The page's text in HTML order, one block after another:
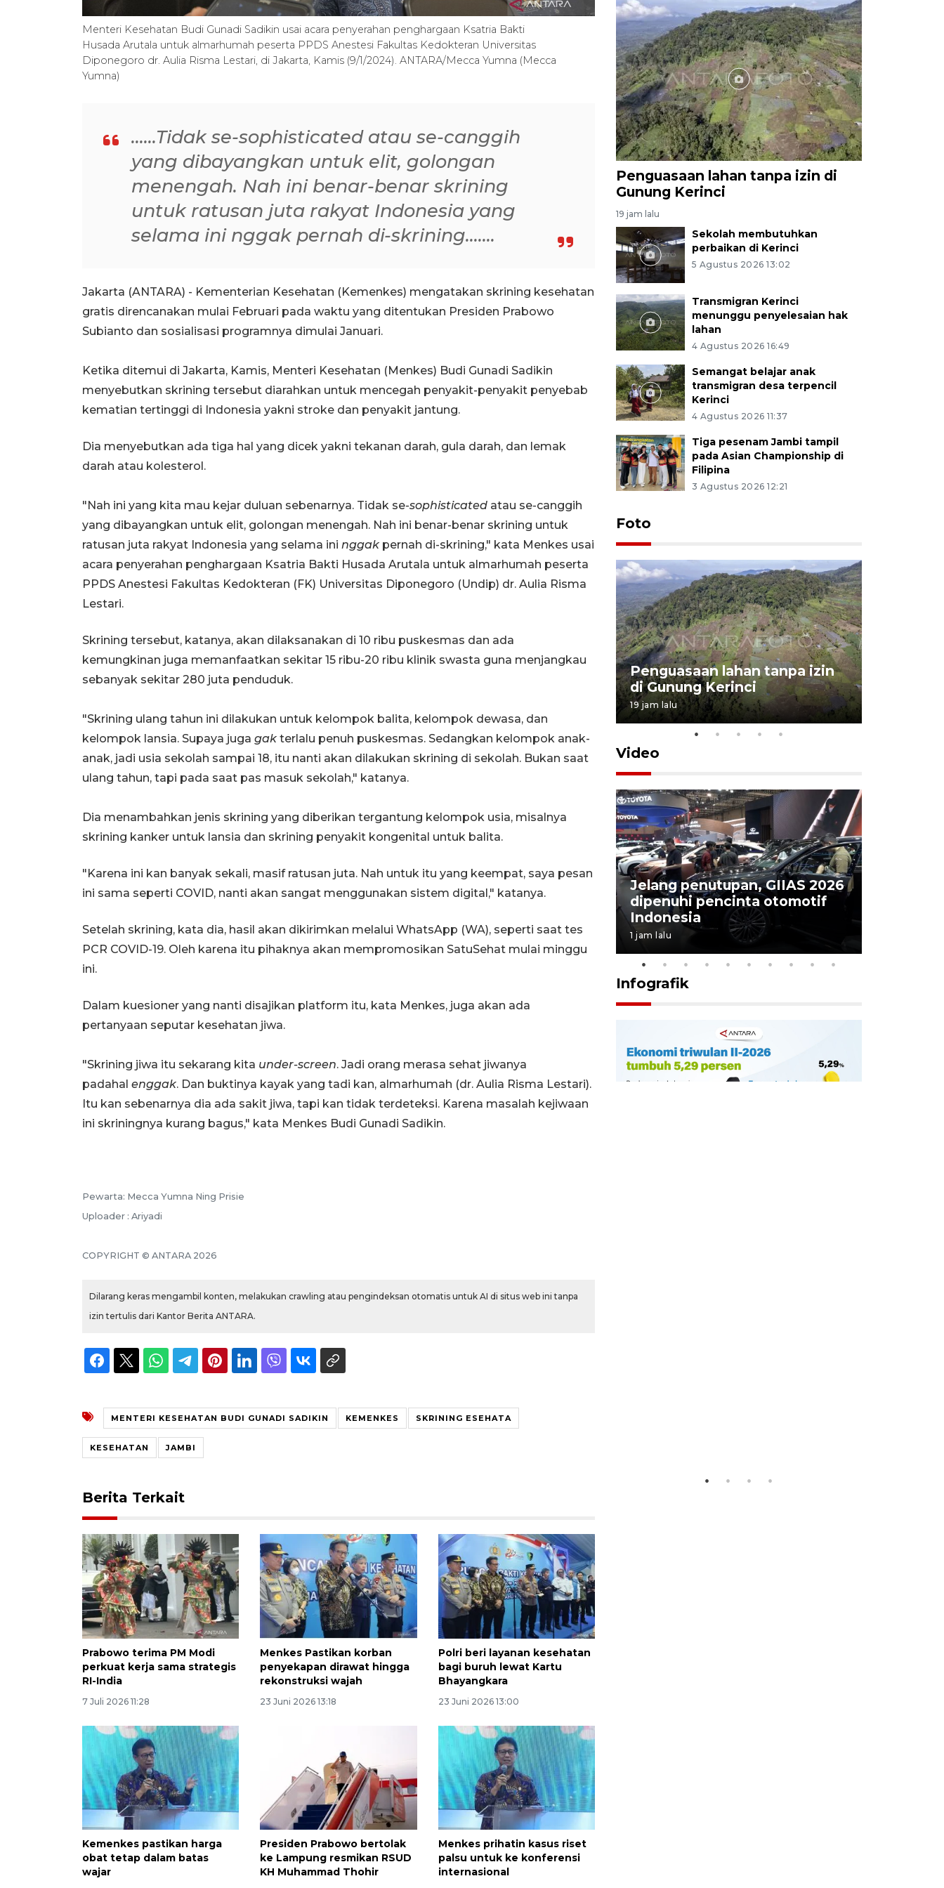
Menteri Kesehatan Budi Gunadi Sadikin usai acara penyerahan penghargaan Ksatria Bakti
Husada Arutala untuk almarhumah peserta PPDS Anestesi Fakultas Kedokteran Universitas
Diponegoro dr. Aulia Risma Lestari, di Jakarta, Kamis (9/1/2024). ANTARA/Mecca Yumna (Mecca
Yumna)
......Tidak se-sophisticated atau se-canggih
yang dibayangkan untuk elit, golongan
menengah. Nah ini benar-benar skrining
untuk ratusan juta rakyat Indonesia yang
selama ini nggak pernah di-skrining.......
Jakarta (ANTARA) - Kementerian Kesehatan (Kemenkes) mengatakan skrining kesehatan
gratis direncanakan mulai Februari pada waktu yang ditentukan Presiden Prabowo
Subianto dan sosialisasi programnya dimulai Januari.
Ketika ditemui di Jakarta, Kamis, Menteri Kesehatan (Menkes) Budi Gunadi Sadikin
menyebutkan skrining tersebut diarahkan untuk mencegah penyakit-penyakit penyebab
kematian tertinggi di Indonesia yakni stroke dan penyakit jantung.
Dia menyebutkan ada tiga hal yang dicek yakni tekanan darah, gula darah, dan lemak
darah atau kolesterol.
"Nah ini yang kita mau kejar duluan sebenarnya. Tidak se-sophisticated atau se-canggih
yang dibayangkan untuk elit, golongan menengah. Nah ini benar-benar skrining untuk
ratusan juta rakyat Indonesia yang selama ini nggak pernah di-skrining," kata Menkes usai
acara penyerahan penghargaan Ksatria Bakti Husada Arutala untuk almarhumah peserta
PPDS Anestesi Fakultas Kedokteran (FK) Universitas Diponegoro (Undip) dr. Aulia Risma
Lestari.
Skrining tersebut, katanya, akan dilaksanakan di 10 ribu puskesmas dan ada
kemungkinan juga memanfaatkan sekitar 15 ribu-20 ribu klinik swasta guna menjangkau
sebanyak sekitar 280 juta penduduk.
"Skrining ulang tahun ini dilakukan untuk kelompok balita, kelompok dewasa, dan
kelompok lansia. Supaya juga gak terlalu penuh puskesmas. Sedangkan kelompok anak-
anak, jadi usia sekolah sampai 18, itu nanti akan dilakukan skrining di sekolah. Bukan saat
ulang tahun, tapi pada saat pas masuk sekolah," katanya.
Dia menambahkan jenis skrining yang diberikan tergantung kelompok usia, misalnya
skrining kanker untuk lansia dan skrining penyakit kongenital untuk balita.
"Karena ini kan banyak sekali, masif ratusan juta. Nah untuk itu yang keempat, saya pesan
ini sama seperti COVID, nanti akan sangat menggunakan sistem digital," katanya.
Setelah skrining, kata dia, hasil akan dikirimkan melalui WhatsApp (WA), seperti saat tes
PCR COVID-19. Oleh karena itu pihaknya akan mempromosikan SatuSehat mulai minggu
ini.
Dalam kuesioner yang nanti disajikan platform itu, kata Menkes, juga akan ada
pertanyaan seputar kesehatan jiwa.
"Skrining jiwa itu sekarang kita under-screen. Jadi orang merasa sehat jiwanya
padahal enggak. Dan buktinya kayak yang tadi kan, almarhumah (dr. Aulia Risma Lestari).
Itu kan sebenarnya dia ada sakit jiwa, tapi kan tidak terdeteksi. Karena masalah kejiwaan
ini skriningnya kurang bagus," kata Menkes Budi Gunadi Sadikin.
Pewarta: Mecca Yumna Ning Prisie
Uploader : Ariyadi
COPYRIGHT © ANTARA 2026
Dilarang keras mengambil konten, melakukan crawling atau pengindeksan otomatis untuk AI di situs web ini tanpa
izin tertulis dari Kantor Berita ANTARA.
MENTERI KESEHATAN BUDI GUNADI SADIKIN KEMENKES SKRINING ESEHATA
KESEHATAN JAMBI
Berita Terkait
Prabowo terima PM Modi
perkuat kerja sama strategis
RI-India
7 Juli 2026 11:28
Menkes Pastikan korban
penyekapan dirawat hingga
rekonstruksi wajah
23 Juni 2026 13:18
Polri beri layanan kesehatan
bagi buruh lewat Kartu
Bhayangkara
23 Juni 2026 13:00
Kemenkes pastikan harga
obat tetap dalam batas
wajar
Presiden Prabowo bertolak
ke Lampung resmikan RSUD
KH Muhammad Thohir
Menkes prihatin kasus riset
palsu untuk ke konferensi
internasional
Penguasaan lahan tanpa izin di
Gunung Kerinci
19 jam lalu
Sekolah membutuhkan
perbaikan di Kerinci
5 Agustus 2026 13:02
Transmigran Kerinci
menunggu penyelesaian hak
lahan
4 Agustus 2026 16:49
Semangat belajar anak
transmigran desa terpencil
Kerinci
4 Agustus 2026 11:37
Tiga pesenam Jambi tampil
pada Asian Championship di
Filipina
3 Agustus 2026 12:21
Foto
Penyusutan debit air Sungai
Penguasaan lahan tanpa izin
di Gunung Kerinci
19 jam lalu
Video
407 Mal di Indonesia hadirkan
program diskon Agustus
8 jam lalu
Jelang penutupan, GIIAS 2026
dipenuhi pencinta otomotif
Indonesia
1 jam lalu
Infografik
Memberantas kejahatan
jalanan Jakarta